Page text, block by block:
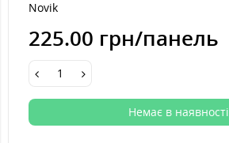
Novik
225.00 грн/панель
Немає в наявності